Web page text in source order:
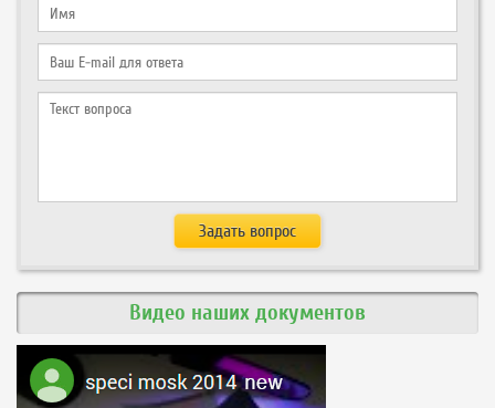
Видео наших документов